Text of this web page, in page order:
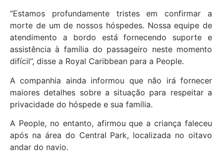
“Estamos profundamente tristes em confirmar a
morte de um de nossos hóspedes. Nossa equipe de
atendimento a bordo está fornecendo suporte e
assistência à família do passageiro neste momento
difícil”, disse a Royal Caribbean para a People.
A companhia ainda informou que não irá fornecer
maiores detalhes sobre a situação para respeitar a
privacidade do hóspede e sua família.
A People, no entanto, afirmou que a criança faleceu
após na área do Central Park, localizada no oitavo
andar do navio.